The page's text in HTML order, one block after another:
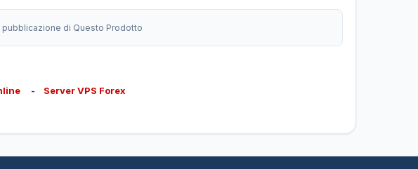
di Questo Prodotto
- Server VPS Forex